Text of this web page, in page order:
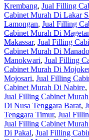
Krembang, Jual Filling
Cabinet Murah Di Lakar
Lamongan, Jual Filling
Cabinet Murah Di
Makassar, Jual Filling
Cabinet Murah Di Manado
Manokwari, Jual Filling
Cabinet Murah Di
Mojosari, Jual Filling
Cabinet Murah Di Nabire,
Jual Filling Cabinet
Di Nusa Tenggara Barat,
Tenggara Timur, Jual
Jual Filling Cabinet
Di Pakal, Jual Filling